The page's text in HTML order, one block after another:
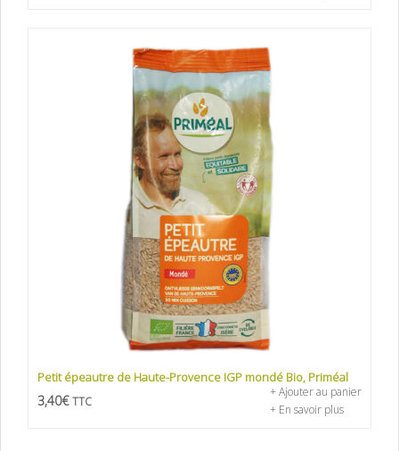
Petit épeautre de Haute-Provence IGP mondé Bio, Priméal
3,40€ TTC
+ Ajouter au panier
+ En savoir plus